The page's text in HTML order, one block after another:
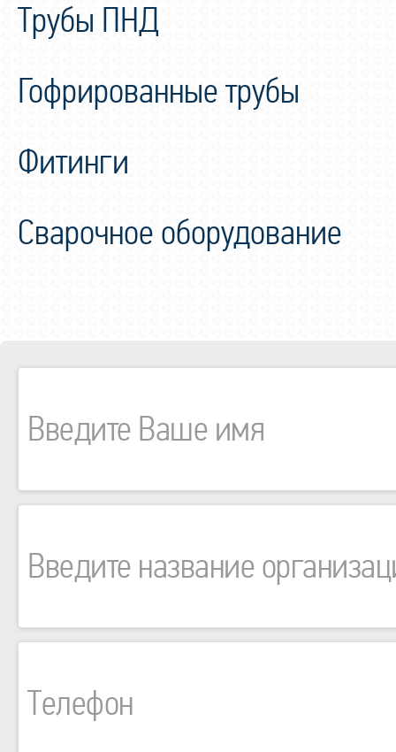
Трубы ПНД
Гофрированные трубы
Фитинги
Сварочное оборудование